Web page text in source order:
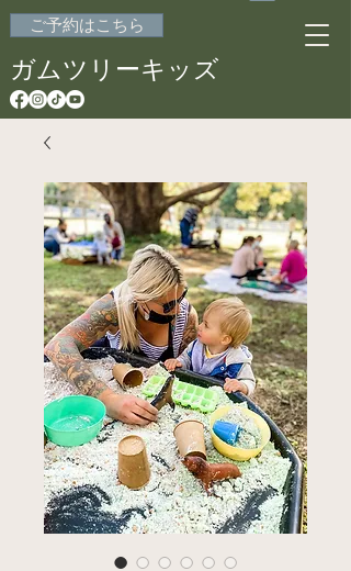
ご予約はこちら
ガムツリーキッズ